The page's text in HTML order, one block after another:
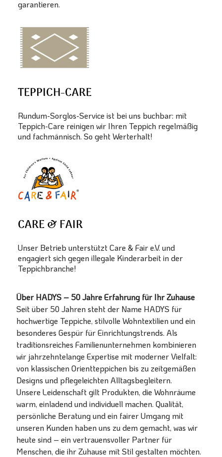
garantieren.
TEPPICH-CARE
Rundum-Sorglos-Service ist bei uns buchbar: mit
Teppich-Care reinigen wir Ihren Teppich regelmäßig
und fachmännisch. So geht Werterhalt!
CARE & FAIR
Unser Betrieb unterstützt Care & Fair e.V. und
engagiert sich gegen illegale Kinderarbeit in der
Teppichbranche!
Über HADYS – 50 Jahre Erfahrung für Ihr Zuhause
Seit über 50 Jahren steht der Name HADYS für
hochwertige Teppiche, stilvolle Wohntextilien und ein
besonderes Gespür für Einrichtungstrends. Als
traditionsreiches Familienunternehmen kombinieren
wir jahrzehntelange Expertise mit moderner Vielfalt:
von klassischen Orientteppichen bis zu zeitgemäßen
Designs und pflegeleichten Alltagsbegleitern.
Unsere Leidenschaft gilt Produkten, die Wohnräume
warm, einladend und individuell machen. Qualität,
persönliche Beratung und ein fairer Umgang mit
unseren Kunden haben uns zu dem gemacht, was wir
heute sind – ein vertrauensvoller Partner für
Menschen, die ihr Zuhause mit Stil gestalten möchten.